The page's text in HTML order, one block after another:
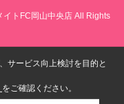
トFC岡山中央店 All Rights
サービス向上検討を目的と
をご確認ください。